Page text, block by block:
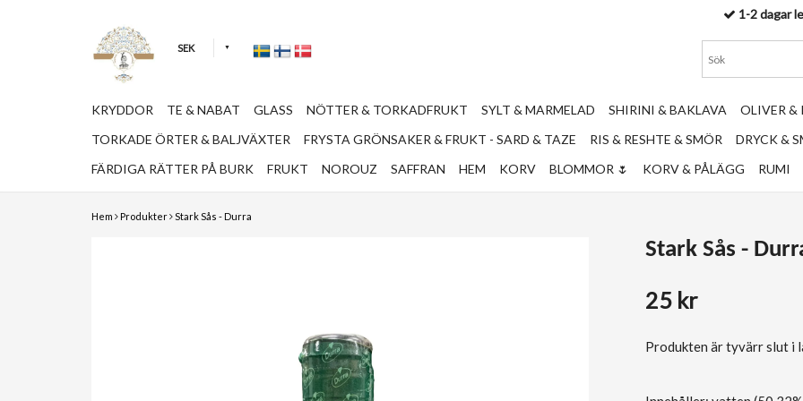
Hem Produkter Stark Sås - Durra
Stark Sås -
25 kr
Produkten är tyvärr slut i
SEK
1-2 dagar
KRYDDOR TE & NABAT GLASS NÖTTER & TORKADFRUKT SYLT & MARMELAD SHIRINI & BAKLAVA
OLIVER &
TORKADE ÖRTER & BALJVÄXTER
FRYSTA GRÖNSAKER & FRUKT - SARD & TAZE RIS & RESHTE & SMÖR
DRYCK &
FÄRDIGA RÄTTER PÅ BURK
FRUKT NOROUZ SAFFRAN HEM KORV BLOMMOR 🌷 KORV & PÅLÄGG RUMI